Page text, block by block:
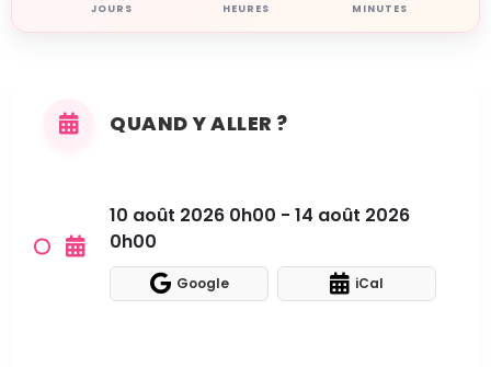
JOURS HEURES MINUTES
QUAND Y ALLER ?
10 août 2026 0h00 - 14 août 2026
0h00
Google iCal